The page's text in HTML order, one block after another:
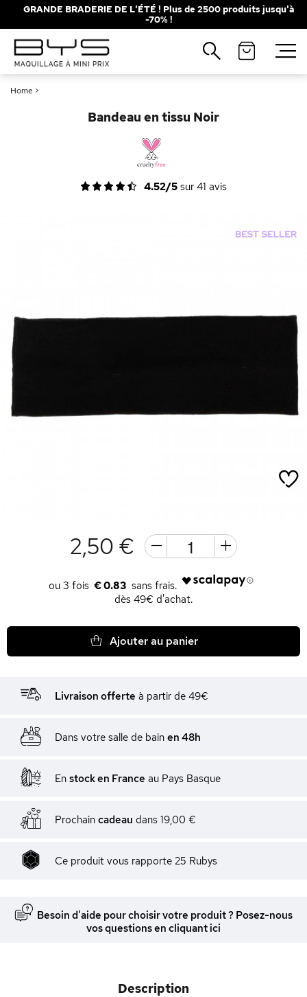
GRANDE BRADERIE DE L'ÉTÉ ! Plus de 2500 produits jusqu'à
-70% !
Home >
Bandeau en tissu Noir
4.52/5 sur 41 avis
2,50 €
€ 0.83
dès 49€ d'achat.
Ajouter au panier
Livraison offerte à partir de 49€
Dans votre salle de bain en 48h
En stock en France au Pays Basque
Prochain cadeau dans 19,00 €
Ce produit vous rapporte 25 Rubys
Besoin d'aide pour choisir votre produit ? Posez-nous
vos questions en cliquant ici
Description
Fermer
Recherches populaires